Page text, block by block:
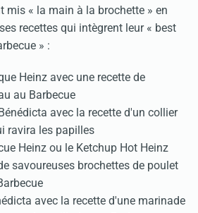
mis « la main à la brochette » en
recettes qui intègrent leur « best
» :
Heinz avec une recette de
au Barbecue
avec la recette d'un collier
ravira les papilles
Heinz ou le Ketchup Hot Heinz
savoureuses brochettes de poulet
avec la recette d'une marinade